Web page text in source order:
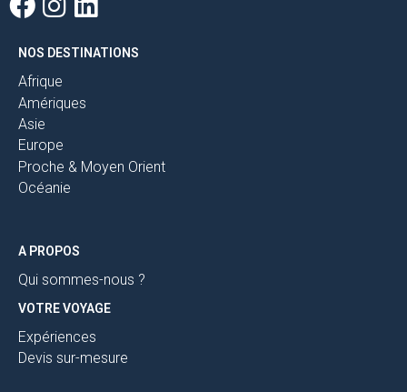
NOS DESTINATIONS
Afrique
Amériques
Asie
Europe
Proche & Moyen Orient
Océanie
A PROPOS
Qui sommes-nous ?
VOTRE VOYAGE
Expériences
Devis sur-mesure